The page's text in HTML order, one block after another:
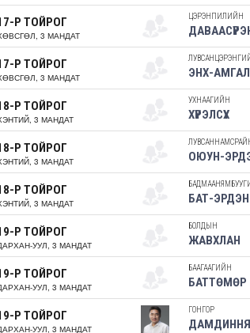
Р ТОЙРОГ
3 МАНДАТ
ЦЭРЭНПИЛИЙН
Р ТОЙРОГ
3 МАНДАТ ЭНХ-
Р ТОЙРОГ
3 МАНДАТ
УХНААГИЙН
ХҮРЭЛСҮХ
Р ТОЙРОГ
3 МАНДАТ ОЮУН-
Р ТОЙРОГ
3 МАНДАТ БАТ-
Р ТОЙРОГ
УУЛ, 3 МАНДАТ
БОЛДЫН
ЖАВХЛАН
Р ТОЙРОГ
УУЛ, 3 МАНДАТ
БААГААГИЙН
БАТТӨМӨР
Р ТОЙРОГ
УУЛ, 3 МАНДАТ
ГОНГОР